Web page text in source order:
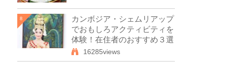
8
カンボジア・シェムリアップ
でおもしろアクティビティを
体験！在住者のおすすめ３選
16285views